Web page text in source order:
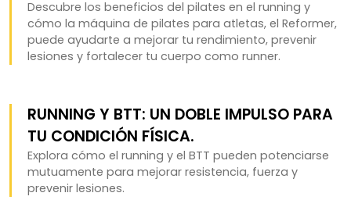
Descubre los beneficios del pilates en el running y
cómo la máquina de pilates para atletas, el Reformer,
puede ayudarte a mejorar tu rendimiento, prevenir
lesiones y fortalecer tu cuerpo como runner.
RUNNING Y BTT: UN DOBLE IMPULSO PARA
TU CONDICIÓN FÍSICA.
Explora cómo el running y el BTT pueden potenciarse
mutuamente para mejorar resistencia, fuerza y
prevenir lesiones.